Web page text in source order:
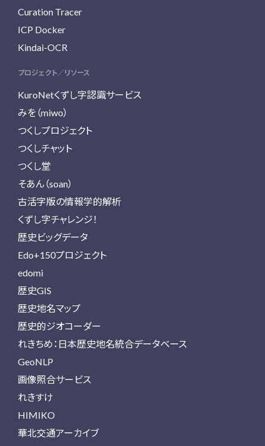
Curation Tracer
ICP Docker
Kindai-OCR
プロジェクト／リソース
KuroNetくずし字認識サービス
みを（miwo）
つくしプロジェクト
つくしチャット
つくし堂
そあん（soan）
古活字版の情報学的解析
くずし字チャレンジ！
歴史ビッグデータ
Edo+150プロジェクト
edomi
歴史GIS
歴史地名マップ
歴史的ジオコーダー
れきちめ：日本歴史地名統合データベース
GeoNLP
画像照合サービス
れきすけ
HIMIKO
華北交通アーカイブ